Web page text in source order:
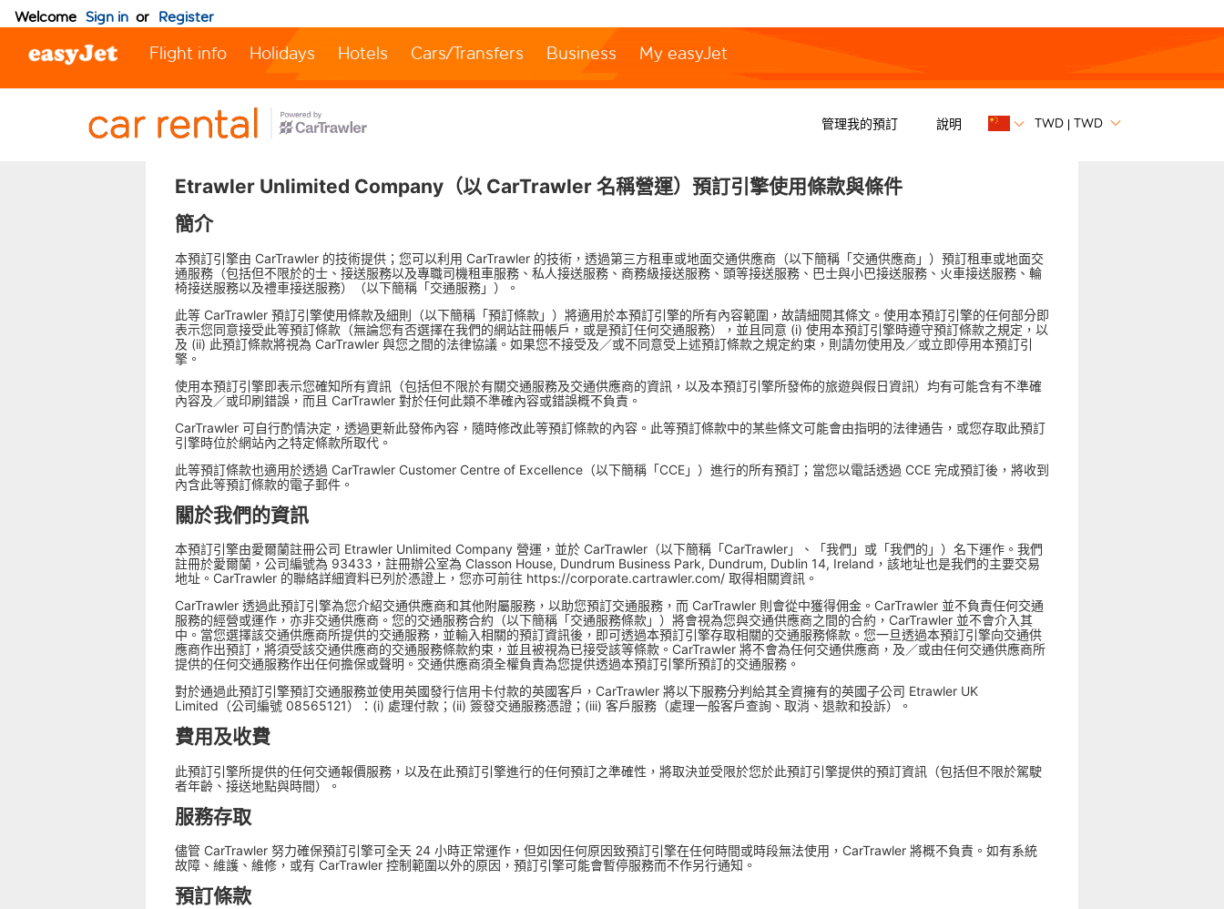
Welcome Sign in or Register
Flight info Holidays Hotels Cars/Transfers Business My easyJet
管理我的預訂 說明 TWD | TWD
Etrawler Unlimited Company（以 CarTrawler 名稱營運）預訂引擎使用條款與條件
簡介
本預訂引擎由 CarTrawler 的技術提供；您可以利用 CarTrawler 的技術，透過第三方租車或地面交通供應商（以下簡稱「交通供應商」）預訂租車或地面交
通服務（包括但不限於的士、接送服務以及專職司機租車服務、私人接送服務、商務級接送服務、頭等接送服務、巴士與小巴接送服務、火車接送服務、輪
椅接送服務以及禮車接送服務）（以下簡稱「交通服務」）。
此等 CarTrawler 預訂引擎使用條款及細則（以下簡稱「預訂條款」）將適用於本預訂引擎的所有內容範圍，故請細閱其條文。使用本預訂引擎的任何部分即
表示您同意接受此等預訂條款（無論您有否選擇在我們的網站註冊帳戶，或是預訂任何交通服務），並且同意 (i) 使用本預訂引擎時遵守預訂條款之規定，以
及 (ii) 此預訂條款將視為 CarTrawler 與您之間的法律協議。如果您不接受及／或不同意受上述預訂條款之規定約束，則請勿使用及／或立即停用本預訂引
擎。
使用本預訂引擎即表示您確知所有資訊（包括但不限於有關交通服務及交通供應商的資訊，以及本預訂引擎所發佈的旅遊與假日資訊）均有可能含有不準確
內容及／或印刷錯誤，而且 CarTrawler 對於任何此類不準確內容或錯誤概不負責。
CarTrawler 可自行酌情決定，透過更新此發佈內容，隨時修改此等預訂條款的內容。此等預訂條款中的某些條文可能會由指明的法律通告，或您存取此預訂
引擎時位於網站內之特定條款所取代。
此等預訂條款也適用於透過 CarTrawler Customer Centre of Excellence（以下簡稱「CCE」）進行的所有預訂；當您以電話透過 CCE 完成預訂後，將收到
內含此等預訂條款的電子郵件。
關於我們的資訊
本預訂引擎由愛爾蘭註冊公司 Etrawler Unlimited Company 營運，並於 CarTrawler（以下簡稱「CarTrawler」、「我們」或「我們的」）名下運作。我們
註冊於愛爾蘭，公司編號為 93433，註冊辦公室為 Classon House, Dundrum Business Park, Dundrum, Dublin 14, Ireland，該地址也是我們的主要交易
地址。CarTrawler 的聯絡詳細資料已列於憑證上，您亦可前往 https://corporate.cartrawler.com/ 取得相關資訊。
CarTrawler 透過此預訂引擎為您介紹交通供應商和其他附屬服務，以助您預訂交通服務，而 CarTrawler 則會從中獲得佣金。CarTrawler 並不負責任何交通
服務的經營或運作，亦非交通供應商。您的交通服務合約（以下簡稱「交通服務條款」）將會視為您與交通供應商之間的合約，CarTrawler 並不會介入其
中。當您選擇該交通供應商所提供的交通服務，並輸入相關的預訂資訊後，即可透過本預訂引擎存取相關的交通服務條款。您一旦透過本預訂引擎向交通供
應商作出預訂，將須受該交通供應商的交通服務條款約束，並且被視為已接受該等條款。CarTrawler 將不會為任何交通供應商，及／或由任何交通供應商所
提供的任何交通服務作出任何擔保或聲明。交通供應商須全權負責為您提供透過本預訂引擎所預訂的交通服務。
對於通過此預訂引擎預訂交通服務並使用英國發行信用卡付款的英國客戶，CarTrawler 將以下服務分判給其全資擁有的英國子公司 Etrawler UK
Limited（公司編號 08565121）：(i) 處理付款；(ii) 簽發交通服務憑證；(iii) 客戶服務（處理一般客戶查詢、取消、退款和投訴）。
費用及收費
此預訂引擎所提供的任何交通報價服務，以及在此預訂引擎進行的任何預訂之準確性，將取決並受限於您於此預訂引擎提供的預訂資訊（包括但不限於駕駛
者年齡、接送地點與時間）。
服務存取
儘管 CarTrawler 努力確保預訂引擎可全天 24 小時正常運作，但如因任何原因致預訂引擎在任何時間或時段無法使用，CarTrawler 將概不負責。如有系統
故障、維護、維修，或有 CarTrawler 控制範圍以外的原因，預訂引擎可能會暫停服務而不作另行通知。
預訂條款